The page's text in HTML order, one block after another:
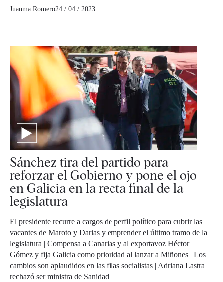
Juanma Romero24 / 04 / 2023
Sánchez tira del partido para
reforzar el Gobierno y pone el ojo
en Galicia en la recta final de la
legislatura
El presidente recurre a cargos de perfil político para cubrir las
vacantes de Maroto y Darias y emprender el último tramo de la
legislatura | Compensa a Canarias y al exportavoz Héctor
Gómez y fija Galicia como prioridad al lanzar a Miñones | Los
cambios son aplaudidos en las filas socialistas | Adriana Lastra
rechazó ser ministra de Sanidad